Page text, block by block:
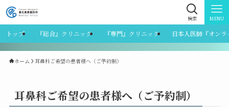
検索 MENU
トップ 『総合』クリニック 『専門』クリニック 日本人医師『オン
ホーム 耳鼻科ご希望の患者様へ（ご予約制）
耳鼻科ご希望の患者様へ（ご予約制）